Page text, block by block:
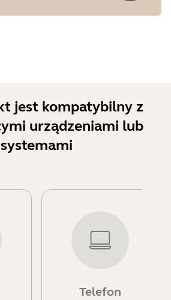
jest kompatybilny z
urządzeniami lub
systemami
Telefon